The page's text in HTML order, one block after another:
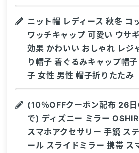
ニット帽 レディース 秋冬 コ
ワッチキャップ 可愛い ウサ
効果 かわいい おしゃれ レジ
り帽子 着ぐるみキャップ帽
子 女性 男性 帽子折りたたみ
(10％OFFクーポン配布 26
で) ディズニー ミラー
スマホアクセサリー 手鏡 ス
ール スライドミラー 携帯 ス